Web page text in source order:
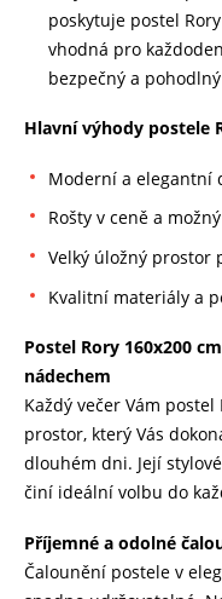
poskytuje postel Rory
vhodná pro
bezpečný a
Hlavní výhody postele
Moderní a elegantní
Rošty v ceně a
Velký úložný prostor
Kvalitní materiály a
Postel Rory 160x200
nádechem
Každý večer Vám
prostor, který Vás
dlouhém dni. Její
činí ideální volbu do
Příjemné a odolné
Čalounění postele v